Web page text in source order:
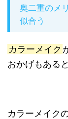
奥二重のメ
似合う
カラーメイク
おかげもある
カラーメイク